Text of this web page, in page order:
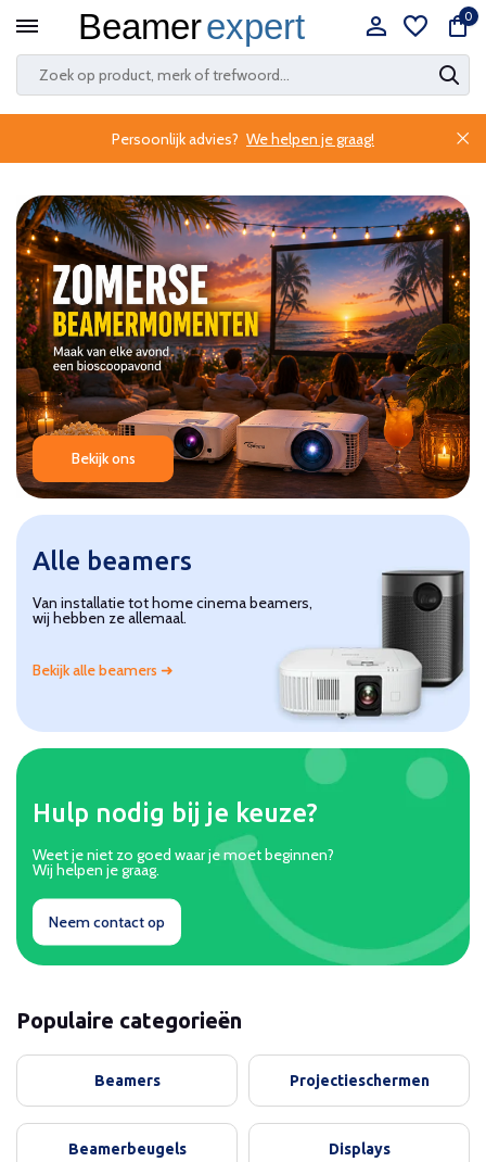
0
Persoonlijk advies? We helpen je graag!
Bekijk ons
aanbod!
Alle beamers
Van installatie tot home cinema beamers,
wij hebben ze allemaal.
Bekijk alle beamers ➜
Hulp nodig bij je keuze?
Weet je niet zo goed waar je moet beginnen?
Wij helpen je graag.
Neem contact op
Populaire categorieën
Beamers Projectieschermen
Beamerbeugels Displays